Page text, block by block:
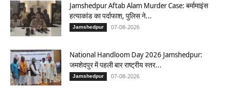
Jamshedpur Aftab Alam Murder Case: बर्मामाइंस
हत्याकांड का पर्दाफाश, पुलिस ने...
Jamshedpur 07-08-2026
National Handloom Day 2026 Jamshedpur:
जमशेदपुर में पहली बार राष्ट्रीय स्तर...
Jamshedpur 07-08-2026